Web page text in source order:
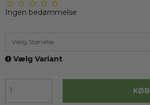
Ingen bedømmelse
Vælg Størrelse
Vælg Variant
KØB